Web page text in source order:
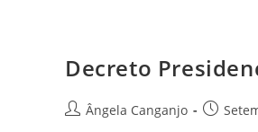
Decreto
Ângela Canganjo